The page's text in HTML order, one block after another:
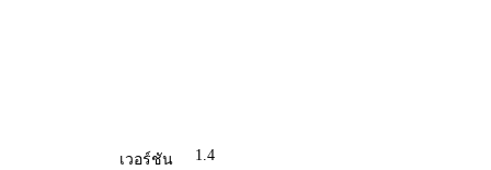
เวอร์ชัน 1.4